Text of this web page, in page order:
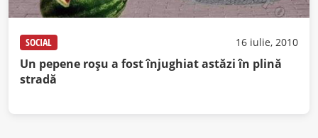
SOCIAL 16 iulie, 2010
Un pepene roşu a fost înjughiat astăzi în plină
stradă